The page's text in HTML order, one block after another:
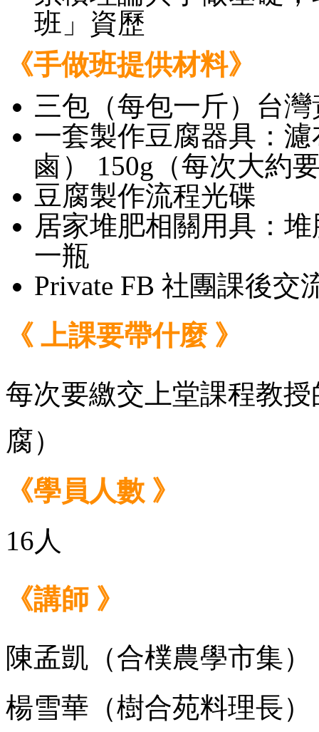
班」資歷
《手做班提供材料》
三包（每包一斤）台
一套製作豆腐器具：
鹵） 150g（每次大約
豆腐製作流程光碟
居家堆肥相關用具：
一瓶
Private FB 社團課後交
《 上課要帶什麼 》
每次要繳交上堂課程教
腐）
《學員人數 》
16人
《講師 》
陳孟凱（合樸農學市集
楊雪華（樹合苑料理長